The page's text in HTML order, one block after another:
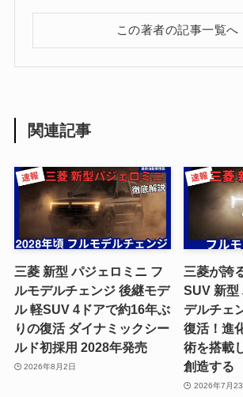
この著者の記事一覧へ
関連記事
三菱 新型 パジェロミニ フ
ルモデルチェンジ 後継モデ
ル 軽SUV 4ドアで約16年ぶ
りの復活 ダイナミックシー
ルド初採用 2028年発売
2026年8月2日
三菱が誇
SUV 新型
デルチェ
復活！進
術を搭載
創造する
2026年7月23